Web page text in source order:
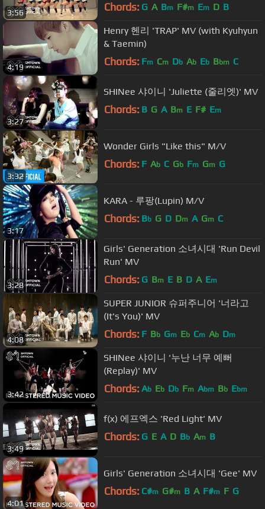
3:56 Chords: G A Bm F#m Em D B
4:19
Henry 헨리 'TRAP' MV (with Kyuhyun
& Taemin)
Chords: Fm Cm Db Ab Eb Bbm C
3:27
SHINee 샤이니 'Juliette (줄리엣)' MV
Chords: B G A Bm E F# Em
3:32
Wonder Girls "Like this" M/V
Chords: F Ab C Gb Fm Gm G
3:17
KARA - 루팡(Lupin) M/V
Chords: Bb G D Dm A Gm C
3:28
Girls' Generation 소녀시대 'Run Devil
Run' MV
Chords: G Bm E B D A Em
4:08
SUPER JUNIOR 슈퍼주니어 '너라고
(It's You)' MV
Chords: F Bb Gm Eb Cm Ab Dm
3:42
SHINee 샤이니 '누난 너무 예뻐
(Replay)' MV
Chords: Ab Eb Db Fm Abm Bb Ebm
3:49
f(x) 에프엑스 'Red Light' MV
Chords: G E A D Bb Am B
4:01
Girls' Generation 소녀시대 'Gee' MV
Chords: C#m G#m B A F#m F G